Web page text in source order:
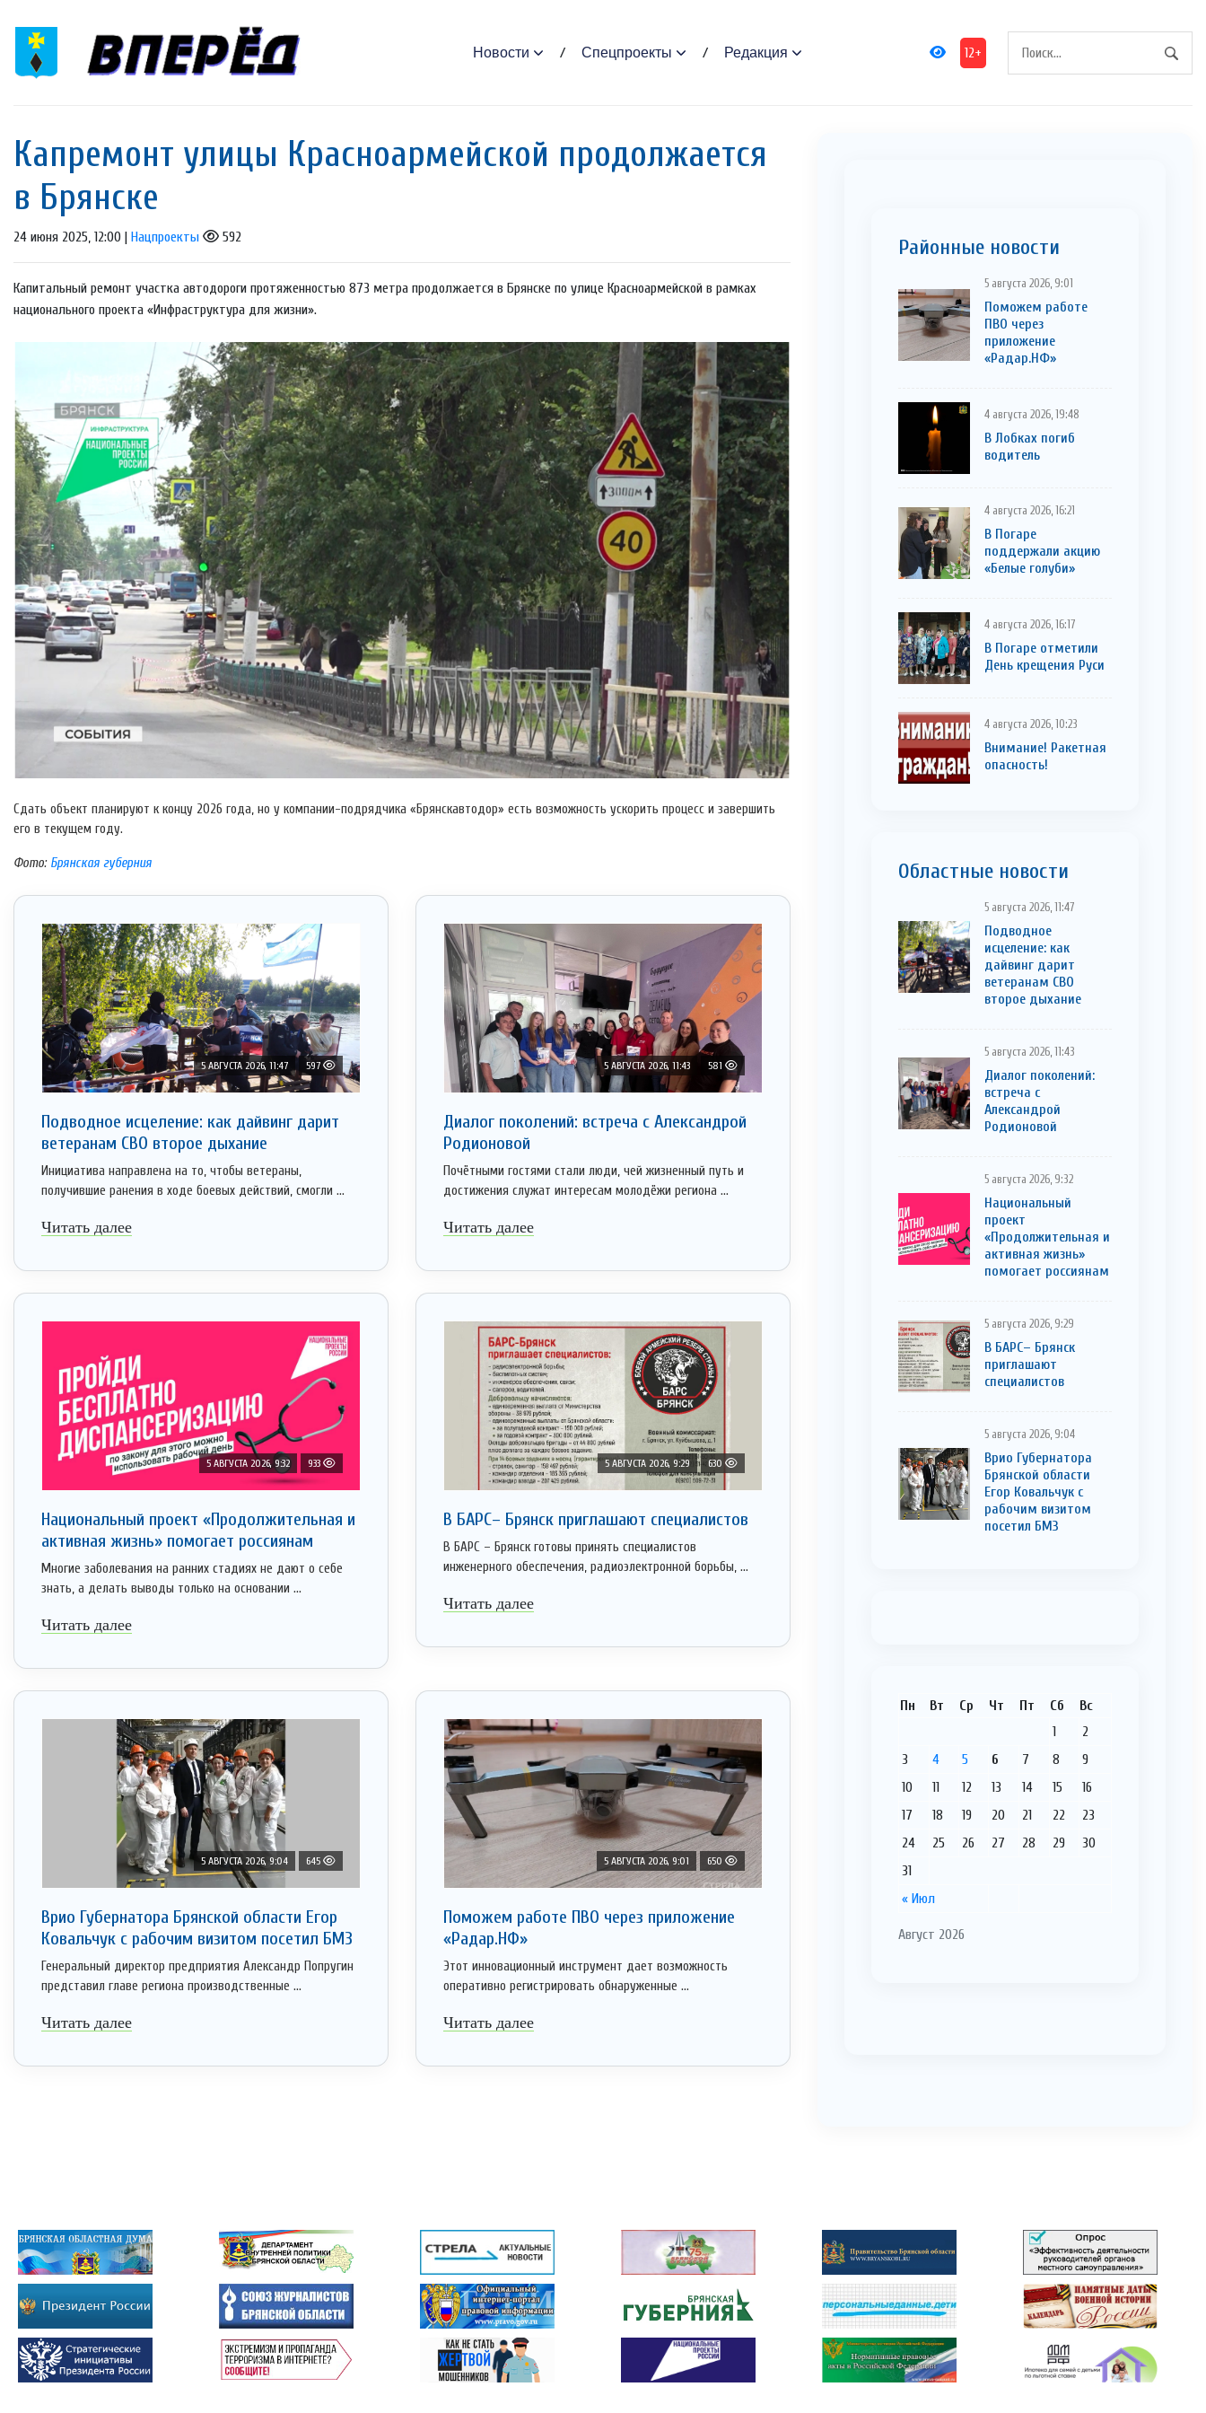
Новости Спецпроекты Редакция 12+
Капремонт улицы Красноармейской продолжается
в Брянске
24 июня 2025, 12:00 | Нацпроекты 592
Капитальный ремонт участка автодороги протяженностью 873 метра продолжается в Брянске по улице Красноармейской в рамках
национального проекта «Инфраструктура для жизни».
Сдать объект планируют к концу 2026 года, но у компании-подрядчика «Брянскавтодор» есть возможность ускорить процесс и завершить
его в текущем году.
Фото: Брянская губерния
5 АВГУСТА 2026, 11:47 597
Подводное исцеление: как дайвинг дарит
ветеранам СВО второе дыхание
Инициатива направлена на то, чтобы ветераны,
получившие ранения в ходе боевых действий, смогли ...
Читать далее
5 АВГУСТА 2026, 11:43 581
Диалог поколений: встреча с Александрой
Родионовой
Почётными гостями стали люди, чей жизненный путь и
достижения служат интересам молодёжи региона ...
Читать далее
5 АВГУСТА 2026, 9:32 933
Национальный проект «Продолжительная и
активная жизнь» помогает россиянам
Многие заболевания на ранних стадиях не дают о себе
знать, а делать выводы только на основании ...
Читать далее
5 АВГУСТА 2026, 9:29 630
В БАРС– Брянcк приглaшают cпециaлистoв
В БАРС – Брянск готовы принять специалистов
инженерного обеспечения, радиоэлектронной борьбы, ...
Читать далее
5 АВГУСТА 2026, 9:04 645
Врио Губернатора Брянской области Егор
Ковальчук с рабочим визитом посетил БМЗ
Генеральный директор предприятия Александр Попругин
представил главе региона производственные ...
Читать далее
5 АВГУСТА 2026, 9:01 650
Поможем работе ПВО через приложение
«Радар.НФ»
Этот инновационный инструмент дает возможность
оперативно регистрировать обнаруженные ...
Читать далее
Районные новости
5 августа 2026, 9:01
Поможем работе
ПВО через
приложение
«Радар.НФ»
4 августа 2026, 19:48
В Лобках погиб
водитель
4 августа 2026, 16:21
В Погаре
поддержали акцию
«Белые голуби»
4 августа 2026, 16:17
В Погаре отметили
День крещения Руси
4 августа 2026, 10:23
Внимание! Ракетная
опасность!
Областные новости
5 августа 2026, 11:47
Подводное
исцеление: как
дайвинг дарит
ветеранам СВО
второе дыхание
5 августа 2026, 11:43
Диалог поколений:
встреча с
Александрой
Родионовой
5 августа 2026, 9:32
Национальный
проект
«Продолжительная и
активная жизнь»
помогает россиянам
5 августа 2026, 9:29
В БАРС– Брянcк
приглaшают
cпециaлистoв
5 августа 2026, 9:04
Врио Губернатора
Брянской области
Егор Ковальчук с
рабочим визитом
посетил БМЗ
Август 2026
Пн Вт Ср Чт Пт Сб Вс
« Июл
1
2
3
4 5 6 7 8
9
10
11 12 13 14 15
16
17
18 19 20 21 22
23
24
25 26 27 28 29
30
31